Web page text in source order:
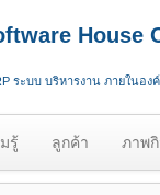
House
ระบบ บริหารงาน ภายในอง
รู้ ลูกค้า ภาพ